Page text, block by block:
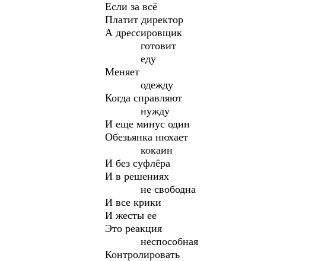
Если за всё
Платит директор
А дрессировщик
готовит
еду
Меняет
одежду
Когда справляют
нужду
И еще минус один
Обезьянка нюхает
кокаин
И без суфлёра
И в решениях
не свободна
И все крики
И жесты ее
Это реакция
неспособная
Контролировать